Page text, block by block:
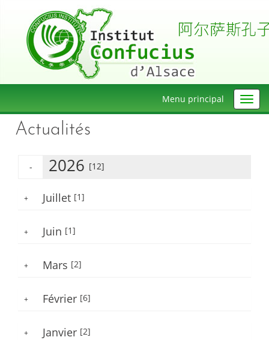
Menu principal
Actualités
- 2026 [12]
+ Juillet [1]
+ Juin [1]
+ Mars [2]
+ Février [6]
+ Janvier [2]